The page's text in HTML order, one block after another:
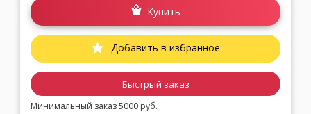
Купить
Добавить в избранное
Быстрый заказ
Минимальный заказ 5000 руб.